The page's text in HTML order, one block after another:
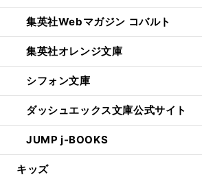
集英社Webマガジン コバルト
集英社オレンジ文庫
シフォン文庫
ダッシュエックス文庫公式サイト
JUMP j-BOOKS
キッズ